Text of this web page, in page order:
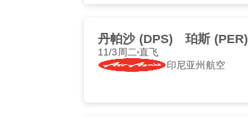
丹帕沙 (DPS) 珀斯 (PER)
11/3周二 直飞
印尼亚州航空